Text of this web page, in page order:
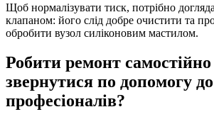
Щоб нормалізувати тиск, потрібно
клапаном: його слід добре очистити та
обробити вузол силіконовим мастилом.
Робити ремонт самостійно
звернутися по допомогу до
професіоналів?